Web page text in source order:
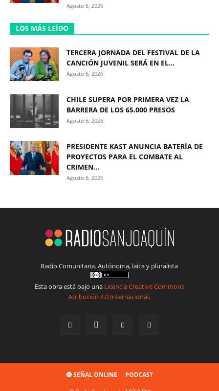
Agosto 6, 2026
LOS MÁS LEÍDO
TERCERA JORNADA DEL FESTIVAL DE LA
CANCIÓN JUVENIL SERÁ EN EL...
Agosto 6, 2026
CHILE SUPERA POR PRIMERA VEZ LA
BARRERA DE LOS 65.000 PRESOS
Agosto 6, 2026
PRESIDENTE KAST ANUNCIA BATERÍA DE
PROYECTOS PARA EL COMBATE AL
CRIMEN...
Agosto 6, 2026
Radio Comunitaria. Autónoma, laica y pluralista
Esta obra está bajo una Licencia Creative Commons
Atribución 4.0 Internacional.
🔴 SEÑAL ONLINE PODCAST